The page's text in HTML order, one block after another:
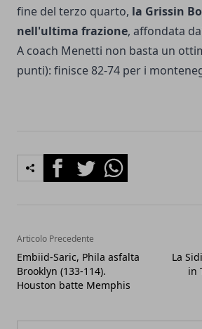
fine del terzo quarto, la Grissin
nell'ultima frazione, affondata
A coach Menetti non basta un
punti): finisce 82-74 per i
FacebookTwitterWhatsapp
Articolo Precedente
Embiid-Saric, Phila asfalta
Brooklyn (133-114).
Houston batte Memphis
La
in